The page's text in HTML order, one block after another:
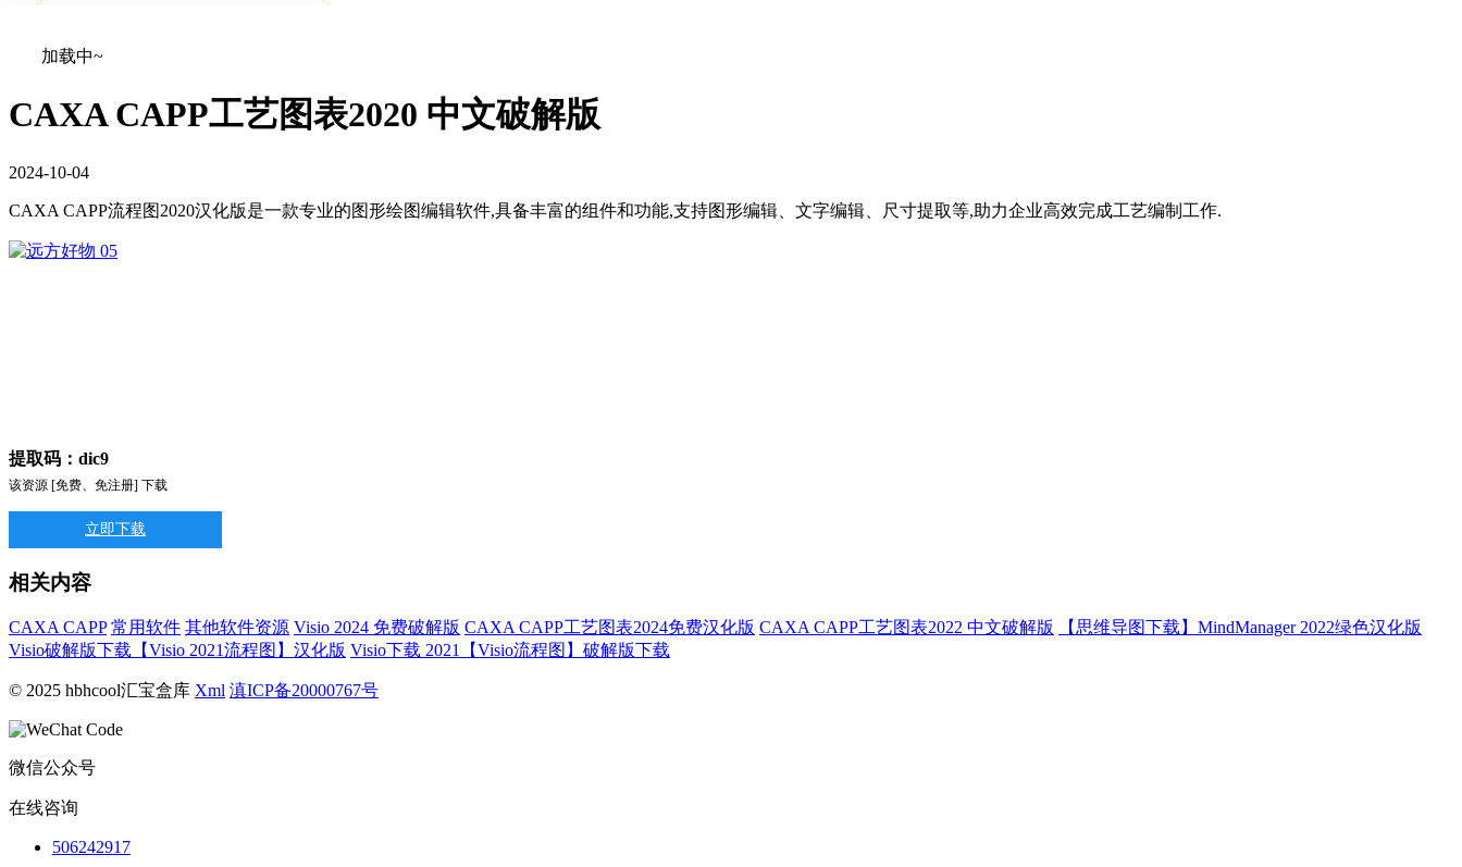
加载中~
CAXA CAPP工艺图表2020 中文破解版
2024-10-04
CAXA CAPP流程图2020汉化版是一款专业的图形绘图编辑软件,具备丰富的组件和功能,支持图形编辑、文字编辑、尺寸提取等,助力企业高效完成工艺编制工作.
提取码：dic9
该资源 [免费、免注册] 下载
立即下载
相关内容
CAXA CAPP 常用软件 其他软件资源 Visio 2024 免费破解版 CAXA CAPP工艺图表2024免费汉化版 CAXA CAPP工艺图表2022 中文破解版
【思维导图下载】MindManager 2022绿色汉化版
Visio破解版下载【Visio 2021流程图】汉化版 Visio下载 2021【Visio流程图】破解版下载
© 2025 hbhcool汇宝盒库 Xml 滇ICP备20000767号
微信公众号
在线咨询
506242917